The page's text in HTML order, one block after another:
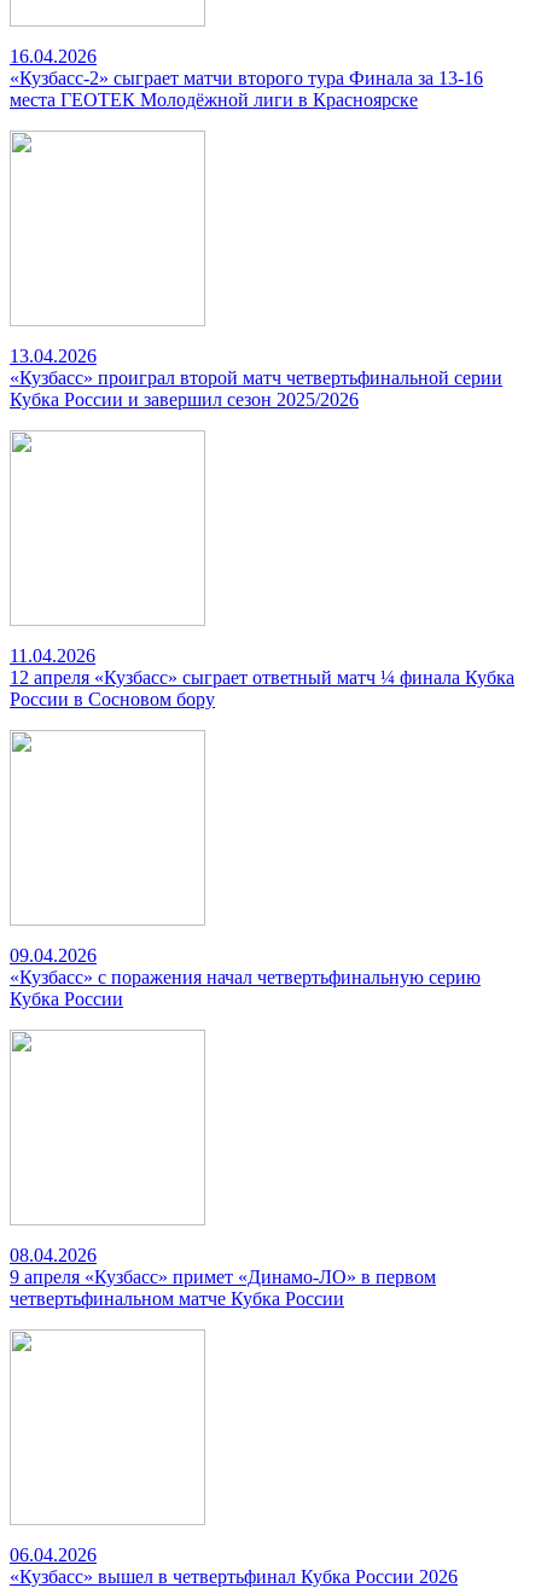
16.04.2026
«Кузбасс-2» сыграет матчи второго тура Финала за 13-16
места ГЕОТЕК Молодёжной лиги в Красноярске
13.04.2026
«Кузбасс» проиграл второй матч четвертьфинальной серии
Кубка России и завершил сезон 2025/2026
11.04.2026
12 апреля «Кузбасс» сыграет ответный матч ¼ финала Кубка
России в Сосновом бору
09.04.2026
«Кузбасс» с поражения начал четвертьфинальную серию
Кубка России
08.04.2026
9 апреля «Кузбасс» примет «Динамо-ЛО» в первом
четвертьфинальном матче Кубка России
06.04.2026
«Кузбасс» вышел в четвертьфинал Кубка России 2026